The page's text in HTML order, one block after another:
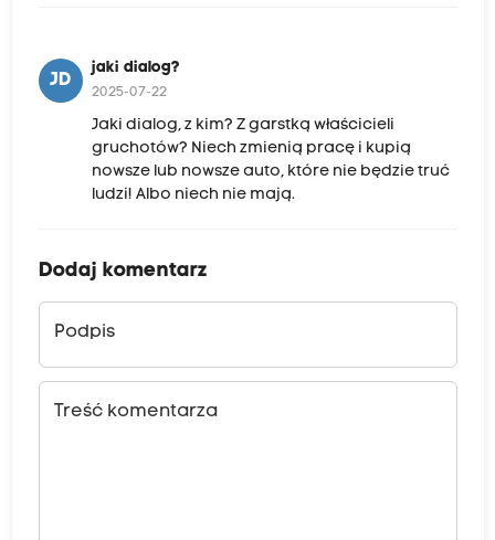
JD
jaki dialog?
2025-07-22
Jaki dialog, z kim? Z garstką właścicieli
gruchotów? Niech zmienią pracę i kupią
nowsze lub nowsze auto, które nie będzie truć
ludzi! Albo niech nie mają.
Dodaj komentarz
Podpis
Treść komentarza